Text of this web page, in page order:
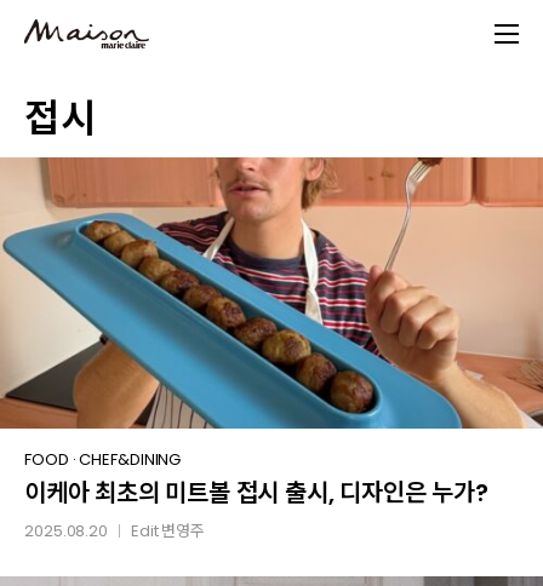
content접시
이케아 최초의 미트볼 접시 출시, 디자인은 누가?
FOOD ·CHEF&DINING
이케아 최초의 미트볼 접시 출시, 디자인은 누가?
2025.08.20 Edit변영주